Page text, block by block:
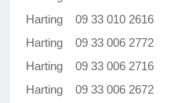
Harting 09 33 010 2616
Harting 09 33 006 2772
Harting 09 33 006 2716
Harting 09 33 006 2672